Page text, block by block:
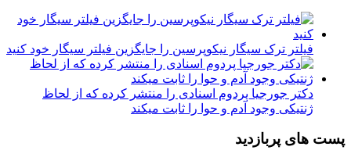
فیلتر ترک سیگار نیکوپرسین را جایگزین فیلتر سیگار خود کنید
دکتر جورجیا پردوم اسنادی را منتشر کرده که از لحاظ
ژنتیکی وجود آدم و حوا را ثابت میکند
پست های پربازدید